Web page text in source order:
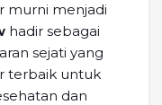
murni menjadi
hadir sebagai
sejati yang
terbaik untuk
dan